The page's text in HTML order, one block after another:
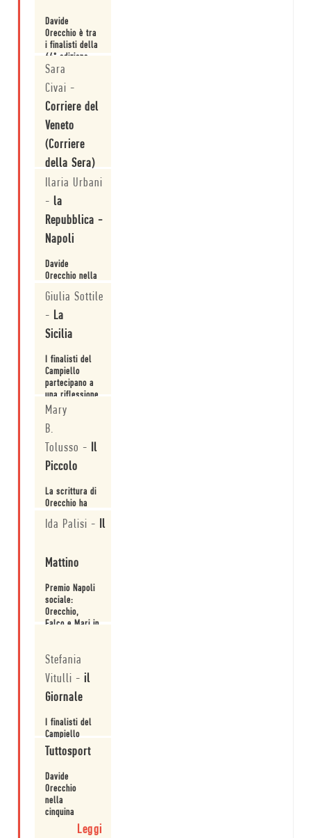
Davide
Orecchio è tra
i finalisti della
64° edizione
del Premio
Napoli.
Sara
Civai -
Corriere del
Veneto
(Corriere
della Sera)
Campiello, i
finalisti si
raccontano tra
sogni e visioni.
Ilaria Urbani
- la
Repubblica -
Napoli
Davide
Orecchio nella
del Premio
Napoli
Giulia Sottile
- La
Sicilia
I finalisti del
Campiello
partecipano a
una riflessione
collettiva su
cosa significhi
umanità, tra
colpa e
vergogna, tra
consenso e
Mary
B.
Tolusso - Il
Piccolo
La scrittura di
Orecchio ha
fare con la
Ida Palisi - Il
Mattino
Premio Napoli
sociale:
Orecchio,
Falco e Mari in
Stefania
Vitulli - il
Giornale
I finalisti del
Campiello
rispondono
alle critiche
del giurato
Lorenzo
Tomasin, che
aveva
espresso le
sue riserve
Tuttosport
Davide
Orecchio
nella
cinquina
Leggi